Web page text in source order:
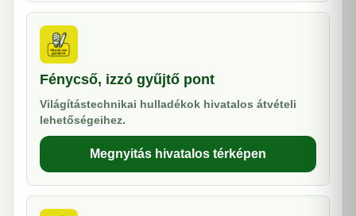
Fénycső, izzó gyűjtő pont
Világítástechnikai hulladékok hivatalos átvételi
lehetőségeihez.
Megnyitás hivatalos térképen